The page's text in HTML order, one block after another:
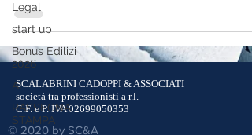
Legal
start up
Bonus Edilizi
2026
AI
RASSEGNA
STAMPA
SCALABRINI CADOPPI & ASSOCIATI
società tra professionisti a r.l.
C.F. e P. IVA02699050353
© 2020 by SC&A